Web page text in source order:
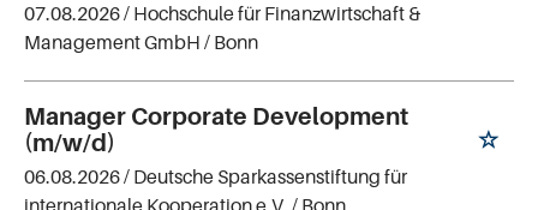
07.08.2026 / Hochschule für Finanzwirtschaft &
Management GmbH / Bonn
Manager Corporate Development
(m/w/d)
06.08.2026 / Deutsche Sparkassenstiftung für
internationale Kooperation e.V. / Bonn